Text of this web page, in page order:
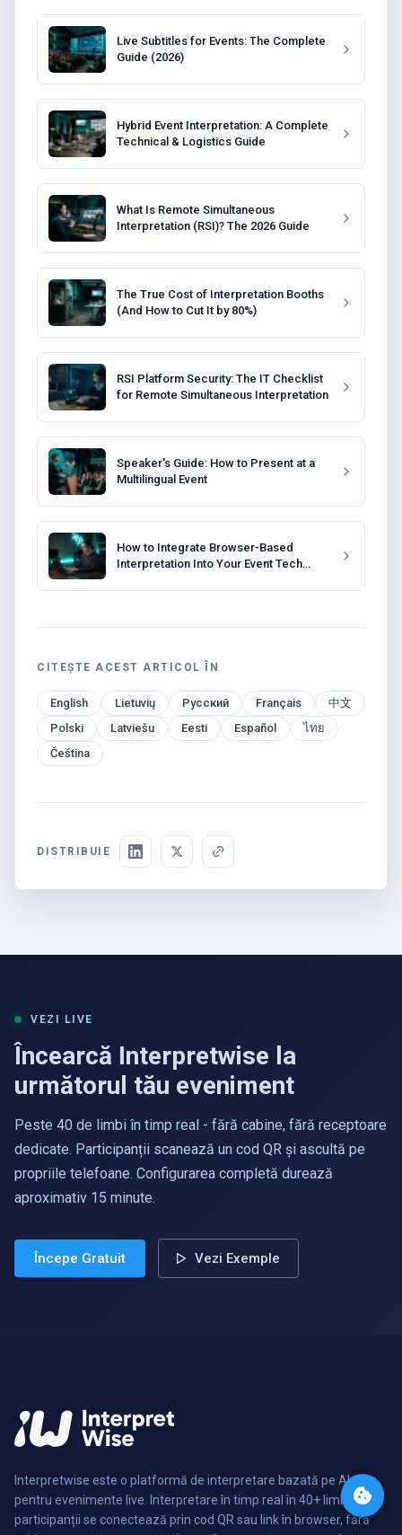
Live Subtitles for Events: The Complete
Guide (2026)
Hybrid Event Interpretation: A Complete
Technical & Logistics Guide
What Is Remote Simultaneous
Interpretation (RSI)? The 2026 Guide
The True Cost of Interpretation Booths
(And How to Cut It by 80%)
RSI Platform Security: The IT Checklist
for Remote Simultaneous Interpretation
Speaker's Guide: How to Present at a
Multilingual Event
How to Integrate Browser-Based
Interpretation Into Your Event Tech
CITEȘTE ACEST ARTICOL ÎN
English Lietuvių Русский Français
中文
Polski
Latviešu Eesti Español
ไทย
Čeština
DISTRIBUIE
VEZI LIVE
Încearcă Interpretwise la
următorul tău eveniment
Peste 40 de limbi în timp real - fără cabine, fără receptoare
dedicate. Participanții scanează un cod QR și ascultă pe
propriile telefoane. Configurarea completă durează
aproximativ 15 minute.
Începe Gratuit Vezi Exemple
Interpretwise este o platformă de interpretare bazată pe AI
pentru evenimente live. Interpretare în timp real în 40+ limbi -
participanții se conectează prin cod QR sau link în browser, fără